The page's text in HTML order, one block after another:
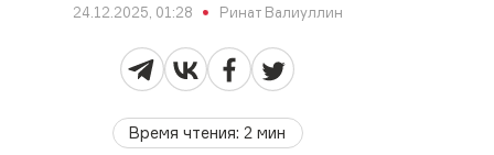
24.12.2025, 01:28 Ринат Валиуллин
Время чтения:2 мин